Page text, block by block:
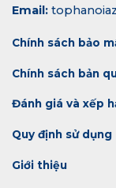
Email:
Chính sách bảo
Chính sách bản
Đánh giá và xếp
Quy định sử dụng
Giới thiệu